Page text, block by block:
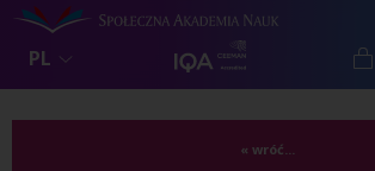
PL
« wróć...